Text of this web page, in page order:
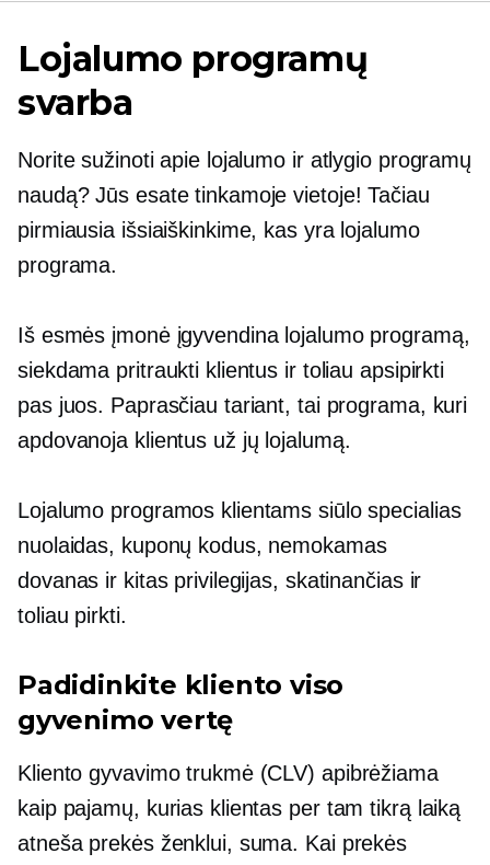
Lojalumo programų
svarba
Norite sužinoti apie lojalumo ir atlygio programų
naudą? Jūs esate tinkamoje vietoje! Tačiau
pirmiausia išsiaiškinkime, kas yra lojalumo
programa.
Iš esmės įmonė įgyvendina lojalumo programą,
siekdama pritraukti klientus ir toliau apsipirkti
pas juos. Paprasčiau tariant, tai programa, kuri
apdovanoja klientus už jų lojalumą.
Lojalumo programos klientams siūlo specialias
nuolaidas, kuponų kodus, nemokamas
dovanas ir kitas privilegijas, skatinančias ir
toliau pirkti.
Padidinkite kliento viso
gyvenimo vertę
Kliento gyvavimo trukmė (CLV) apibrėžiama
kaip pajamų, kurias klientas per tam tikrą laiką
atneša prekės ženklui, suma. Kai prekės